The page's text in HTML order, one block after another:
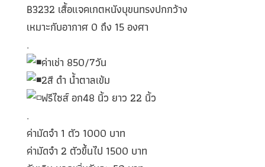
B3232 เสื้อแจคเกตหนังบุขนทรงปกกว้าง
เหมาะกับอากาศ 0 ถึง 15 องศา
.
ค่าเช่า 850/7วัน
2สี ดำ น้ำตาลเข้ม
ฟรีไซส์ อก48 นิ้ว ยาว 22 นิ้ว
.
ค่ามัดจำ 1 ตัว 1000 บาท
ค่ามัดจำ 2 ตัวขึ้นไป 1500 บาท